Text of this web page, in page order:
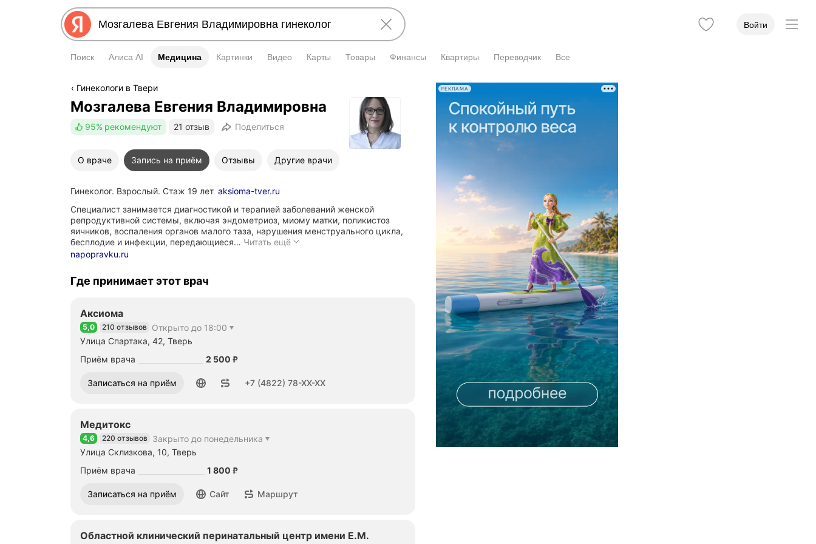
Войти
Поиск Алиса AI Медицина
Медицина Картинки Видео Карты Товары Финансы Квартиры Переводчик Все
Гинекологи в Твери
Мозгалева Евгения Владимировна
95% рекомендуют 21 отзыв Поделиться
О враче Запись на приём Отзывы Другие врачи
Гинеколог. Взрослый. Стаж 19 лет aksioma-tver.ru
Специалист занимается диагностикой и терапией заболеваний женской
репродуктивной системы, включая эндометриоз, миому матки, поликистоз
яичников, воспаления органов малого таза, нарушения менструального цикла,
бесплодие и инфекции, передающиеся… Читать ещё
поликистоз
путем.
napopravku.ru
Где принимает этот врач
Аксиома
Рейтинг 5,0 из 5
5,0 210 отзывов Открыто до 18:00
Улица Спартака, 42, Тверь
Приём врача
Цена
2500
2 500 ₽
Записаться на приём
Номер телефона: +74822787505 +7 (4822) 78-XX-XX
Медитокс
Рейтинг 4,6 из 5
4,6 220 отзывов Закрыто до понедельника
Улица Склизкова, 10, Тверь
Приём врача
Цена
1800
1 800 ₽
Записаться на приём Сайт Маршрут
Областной клинический перинатальный центр имени Е.М.
РЕКЛАМА